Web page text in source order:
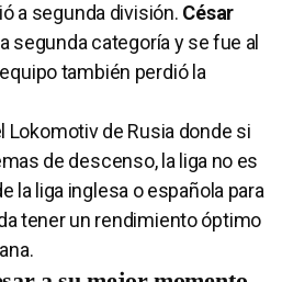
a segunda división. César
segunda categoría y se fue al
también perdió la
de Rusia donde si
de descenso, la liga no es
la liga inglesa o española para
tener un rendimiento óptimo